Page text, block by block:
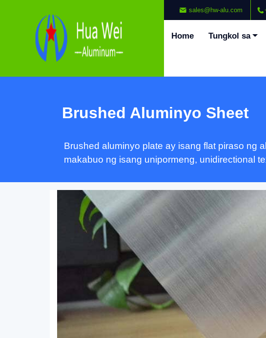
sales@hw-alu.com
Home Tungkol sa
Brushed Aluminyo Sheet
Brushed aluminyo plate ay isang flat piraso ng
makabuo ng isang unipormeng, unidirectional